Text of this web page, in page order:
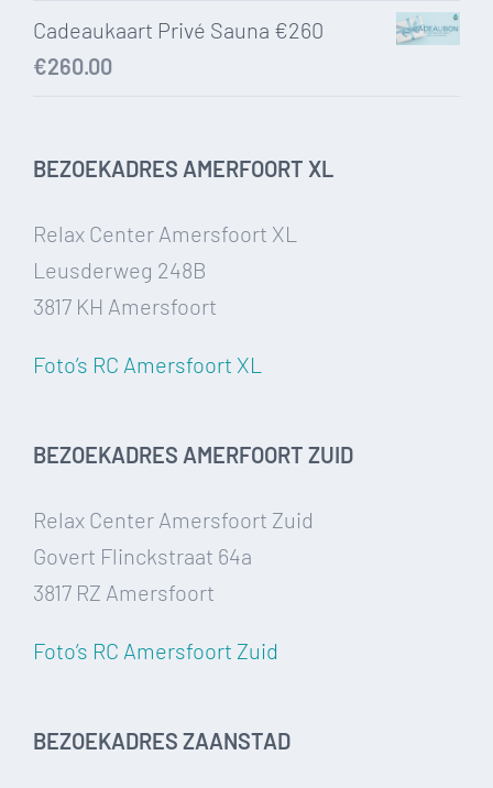
Cadeaukaart Privé Sauna €260
€260.00
BEZOEKADRES AMERFOORT XL
Relax Center Amersfoort XL
Leusderweg 248B
3817 KH Amersfoort
Foto’s RC Amersfoort XL
BEZOEKADRES AMERFOORT ZUID
Relax Center Amersfoort Zuid
Govert Flinckstraat 64a
3817 RZ Amersfoort
Foto’s RC Amersfoort Zuid
BEZOEKADRES ZAANSTAD